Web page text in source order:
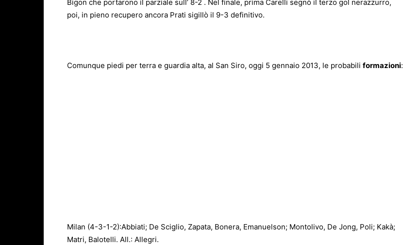
Bigon che portarono il parziale sull’ 8-2 . Nel finale, prima Carelli segnò il terzo gol nerazzurro,
poi, in pieno recupero ancora Prati sigillò il 9-3 definitivo.
Comunque piedi per terra e guardia alta, al San Siro, oggi 5 gennaio 2013, le probabili formazioni:
Milan (4-3-1-2):Abbiati; De Sciglio, Zapata, Bonera, Emanuelson; Montolivo, De Jong, Poli; Kakà;
Matri, Balotelli. All.: Allegri.